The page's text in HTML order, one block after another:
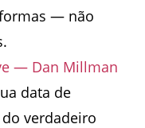
— não
— Dan Millman
data de
verdadeiro